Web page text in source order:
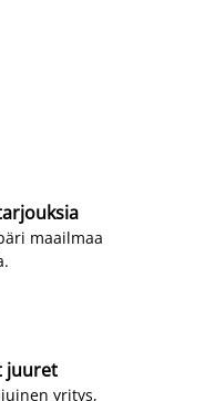
maailmaa
juuret
yritys,